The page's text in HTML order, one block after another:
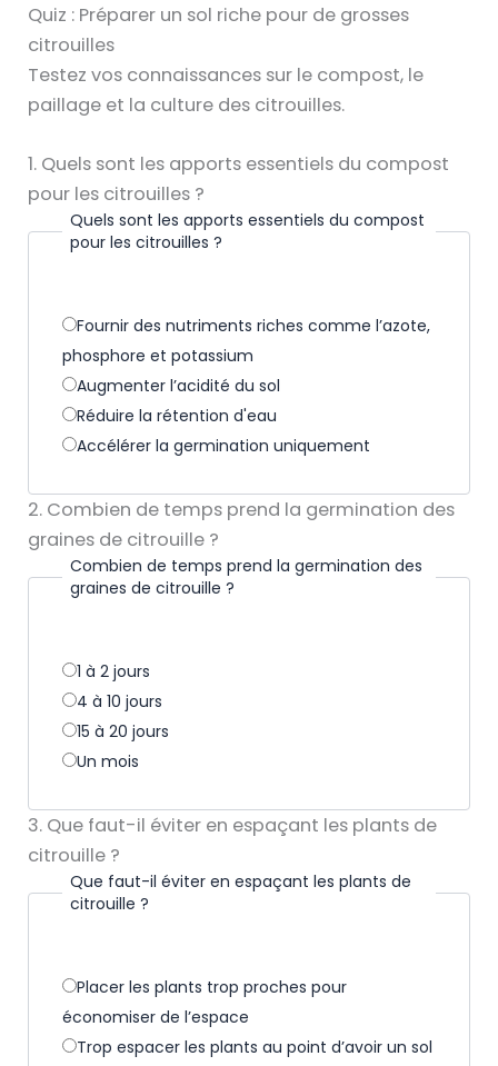
Quiz : Préparer un sol riche pour de grosses
citrouilles
Testez vos connaissances sur le compost, le
paillage et la culture des citrouilles.
1. Quels sont les apports essentiels du compost
pour les citrouilles ?
Quels sont les apports essentiels du compost
pour les citrouilles ?
Fournir des nutriments riches comme l’azote,
phosphore et potassium
Augmenter l’acidité du sol
Réduire la rétention d'eau
Accélérer la germination uniquement
2. Combien de temps prend la germination des
graines de citrouille ?
Combien de temps prend la germination des
graines de citrouille ?
1 à 2 jours
4 à 10 jours
15 à 20 jours
Un mois
3. Que faut-il éviter en espaçant les plants de
citrouille ?
Que faut-il éviter en espaçant les plants de
citrouille ?
Placer les plants trop proches pour
économiser de l’espace
Trop espacer les plants au point d’avoir un sol